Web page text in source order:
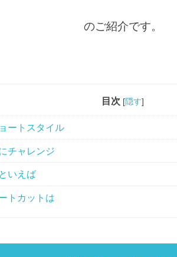
のご紹介です。
目次 [隠す]
ートスタイル
チャレンジ
いえば
トカットは